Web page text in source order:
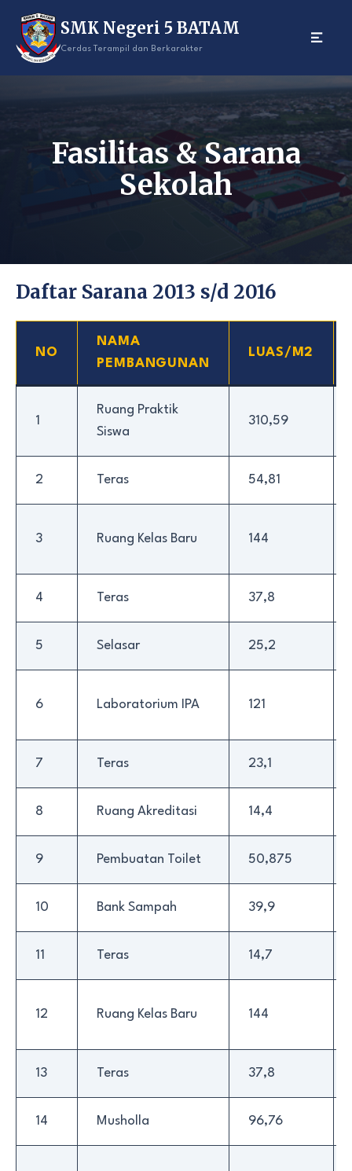
content
SMK Negeri 5 BATAM
Cerdas Terampil dan Berkarakter
Fasilitas & Sarana
Sekolah
Daftar Sarana 2013 s/d 2016
NO
NAMA
PEMBANGUNAN
LUAS/M2
1
Ruang Praktik
Siswa
310,59
2 Teras 54,81
3 Ruang Kelas Baru 144
4 Teras 37,8
5 Selasar 25,2
6 Laboratorium IPA 121
7 Teras 23,1
8 Ruang Akreditasi 14,4
9 Pembuatan Toilet 50,875
10 Bank Sampah 39,9
11 Teras 14,7
12 Ruang Kelas Baru 144
13 Teras 37,8
14 Musholla 96,76